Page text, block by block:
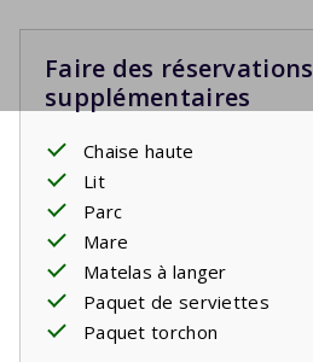
Faire des réservations
supplémentaires
Chaise haute
Lit
Parc
Mare
Matelas à langer
Paquet de serviettes
Paquet torchon